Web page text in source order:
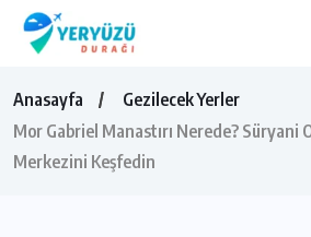
Anasayfa
Gezilecek Yerler
Mor Gabriel Manastırı Nerede? Süryani
Merkezini Keşfedin